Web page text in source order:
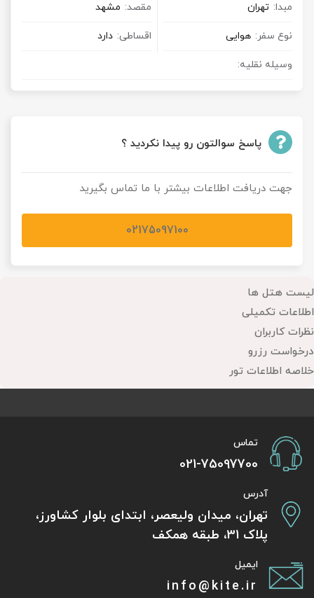
لیست هتل ها
اطلاعات تکمیلی
نظرات کاربران
درخواست رزرو
خلاصه اطلاعات تور
مبدا: تهران مقصد: مشهد
نوع سفر: هوایی اقساطی: دارد
وسیله نقلیه:
پاسخ سوالتون رو پیدا نکردید ؟
جهت دریافت اطلاعات بیشتر با ما تماس بگیرید
02175097100
تماس
021-75097700
آدرس
تهران، میدان ولیعصر، ابتدای بلوار کشاورز،
پلاک 31، طبقه همکف
ایمیل
info@kite.ir